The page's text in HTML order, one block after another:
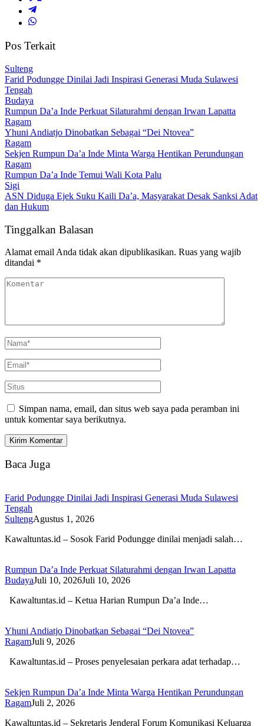
Pos Terkait
Sulteng
Farid Podungge Dinilai Jadi Inspirasi Generasi Muda Sulawesi
Tengah
Budaya
Rumpun Da’a Inde Perkuat Silaturahmi dengan Irwan Lapatta
Ragam
Yhuni Andiatjo Dinobatkan Sebagai “Dei Ntovea”
Ragam
Sekjen Rumpun Da’a Inde Minta Warga Hentikan Perundungan
Ragam
Rumpun Da’a Inde Temui Wali Kota Palu
Sigi
ASN Diduga Ejek Suku Kaili Da’a, Masyarakat Desak Sanksi Adat
dan Hukum
Tinggalkan Balasan
Alamat email Anda tidak akan dipublikasikan. Ruas yang wajib
ditandai *
Simpan nama, email, dan situs web saya pada peramban ini
untuk komentar saya berikutnya.
Baca Juga
Farid Podungge Dinilai Jadi Inspirasi Generasi Muda Sulawesi
Tengah
SultengAgustus 1, 2026
Kawaltuntas.id – Sosok Farid Podungge dinilai menjadi salah…
Rumpun Da’a Inde Perkuat Silaturahmi dengan Irwan Lapatta
BudayaJuli 10, 2026Juli 10, 2026
Kawaltuntas.id – Ketua Harian Rumpun Da’a Inde…
Yhuni Andiatjo Dinobatkan Sebagai “Dei Ntovea”
RagamJuli 9, 2026
Kawaltuntas.id – Proses penyelesaian perkara adat terhadap…
Sekjen Rumpun Da’a Inde Minta Warga Hentikan Perundungan
RagamJuli 2, 2026
Kawaltuntas.id – Sekretaris Jenderal Forum Komunikasi Keluarga